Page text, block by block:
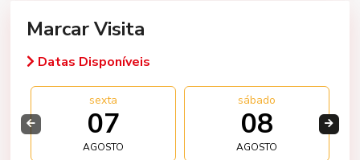
Marcar Visita
Datas Disponíveis
sexta
07
AGOSTO
sábado
08
AGOSTO